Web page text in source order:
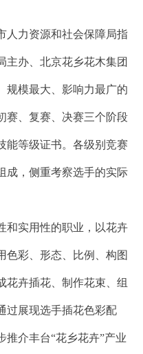
人力资源和社会保障局指
主办、北京花乡花木集团
规模最大、影响力最广的
赛、复赛、决赛三个阶段
能等级证书。各级别竞赛
成，侧重考察选手的实际
和实用性的职业，以花卉
色彩、形态、比例、构图
花卉插花、制作花束、组
过展现选手插花色彩配
推介丰台“花乡花卉”产业